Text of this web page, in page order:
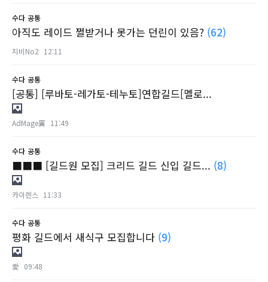
수다 공통
아직도 레이드 쩔받거나 못가는 던린이 있음? (62)
지비No2 12:11
수다 공통
[공통] [루바토-레가토-테누토]연합길드[멜로...
AdMage翼 11:49
수다 공통
■■■ [길드원 모집] 크리드 길드 신입 길드... (8)
카이렌스 11:33
수다 공통
평화 길드에서 새식구 모집합니다 (9)
愛 09:48